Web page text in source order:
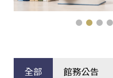
全部 館務公告